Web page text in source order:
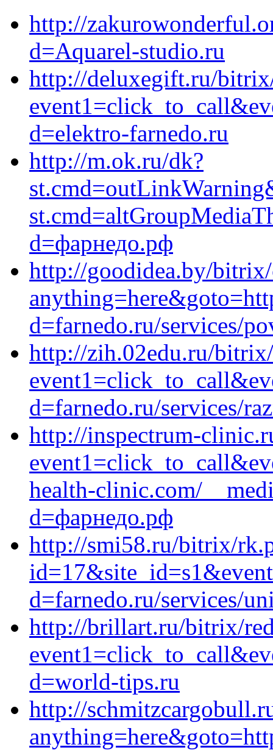
http://
d=Aquarel-studio.ru
http://deluxegift.ru/
d=elektro-farnedo.ru
http://m.ok.ru/dk?
d=фарнедо.рф
http://goodidea.by/
d=farnedo.ru/services/
http://zih.02edu.ru/
d=farnedo.ru/services/
http://inspectrum-
health-clinic.com/
d=фарнедо.рф
http://smi58.ru/bitrix/
d=farnedo.ru/services/
http://brillart.ru/bitrix/
d=world-tips.ru
http://